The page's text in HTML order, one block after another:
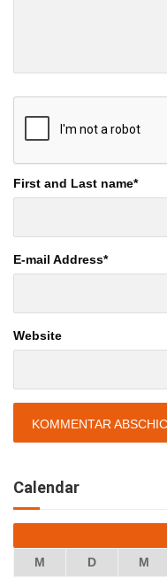
First and Last name*
E-mail Address*
Website
Calendar
M D M